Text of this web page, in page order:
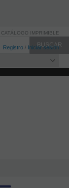
Registro / Iniciar sesión
CATÁLOGO IMPRIMIBLE